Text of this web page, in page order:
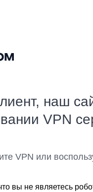
наш
VPN
VPN или
вы не являетесь